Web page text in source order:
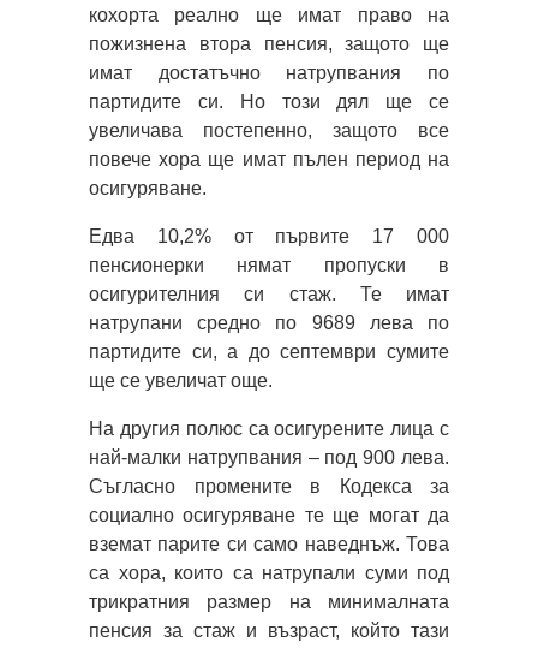
кохорта реално ще имат право на
пожизнена втора пенсия, защото ще
имат достатъчно натрупвания по
партидите си. Но този дял ще се
увеличава постепенно, защото все
повече хора ще имат пълен период на
осигуряване.
Едва 10,2% от първите 17 000
пенсионерки нямат пропуски в
осигурителния си стаж. Те имат
натрупани средно по 9689 лева по
партидите си, а до септември сумите
ще се увеличат още.
На другия полюс са осигурените лица с
най-малки натрупвания – под 900 лева.
Съгласно промените в Кодекса за
социално осигуряване те ще могат да
вземат парите си само наведнъж. Това
са хора, които са натрупали суми под
трикратния размер на минималната
пенсия за стаж и възраст, който тази